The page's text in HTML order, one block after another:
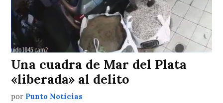
Una cuadra de Mar del Plata
«liberada» al delito
por Punto Noticias